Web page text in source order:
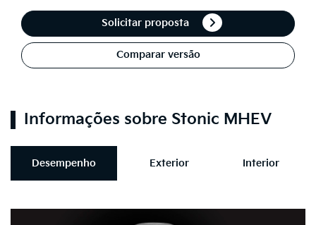
Solicitar proposta
Comparar versão
Informações sobre Stonic MHEV
Desempenho Exterior Interior